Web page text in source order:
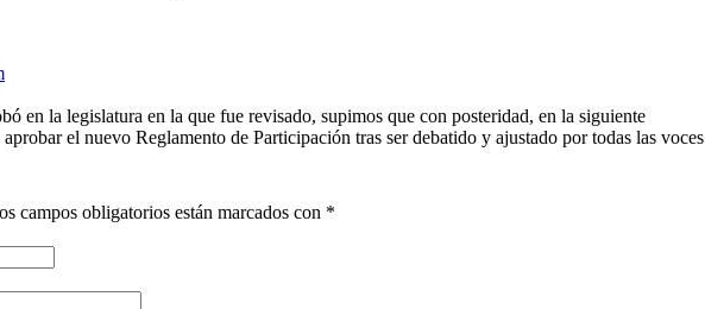
la legislatura en la que fue revisado, supimos que con posteridad, en la siguiente
el nuevo Reglamento de Participación tras ser debatido y ajustado por todas las voces
campos obligatorios están marcados con *